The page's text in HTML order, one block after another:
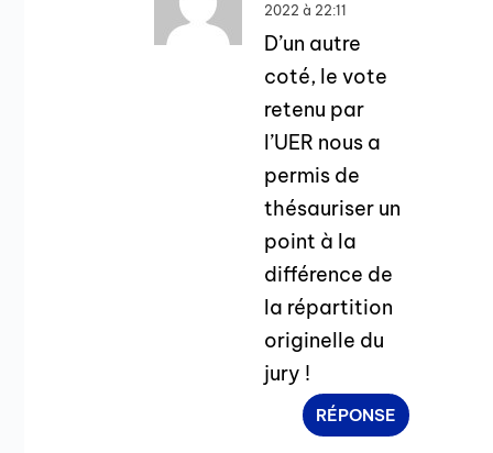
2022 à 22:11
D’un autre
coté, le vote
retenu par
l’UER nous a
permis de
thésauriser un
point à la
différence de
la répartition
originelle du
jury !
RÉPONSE